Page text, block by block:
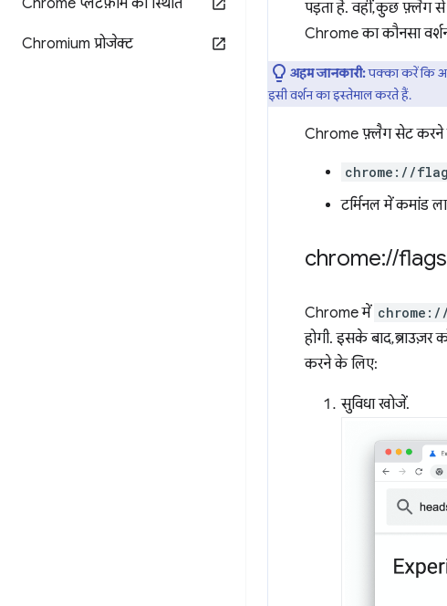
Chrome प्लैटफ़ॉर्म की स्थिति
Chromium प्रोजेक्ट
पड़ता है. वहीं, कुछ फ़्लैग से
Chrome का कौनसा
अहम जानकारी:पक्का करें कि
इसी वर्शन का इस्तेमाल करते हैं.
Chrome फ़्लैग सेट करने
chrome://
टर्मिनल में कमांड
chrome://flags
Chrome में
होगी. इसके बाद,
करने के लिए:
सुविधा खोजें.